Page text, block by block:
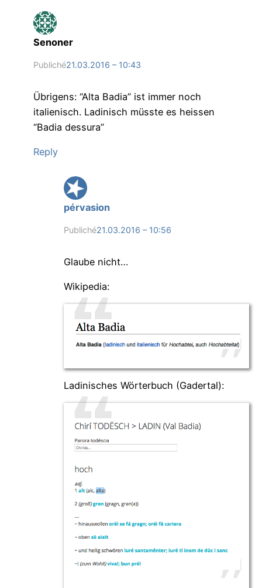
Senoner
Publiché21.03.2016 – 10:43
Übrigens: “Alta Badia” ist immer noch
italienisch. Ladinisch müsste es heissen
“Badia dessura”
Reply
pérvasion
Publiché21.03.2016 – 10:56
Glaube nicht…
Wikipedia:
Ladinisches Wörterbuch (Gadertal):